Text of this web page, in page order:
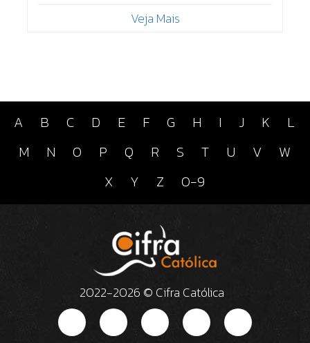
Veja Mais
A B C D E F G H I J K
L
M
N O P Q R S T U V
W
X
Y Z 0-9
2022-2026 © Cifra Católica